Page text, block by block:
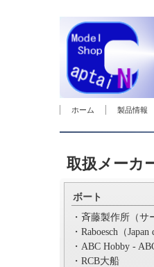
ホーム 製品情報
取扱メーカ
ボート
・斉藤製作所（サ
・Raboesch（
・ABC Hobby -
・RCB大船